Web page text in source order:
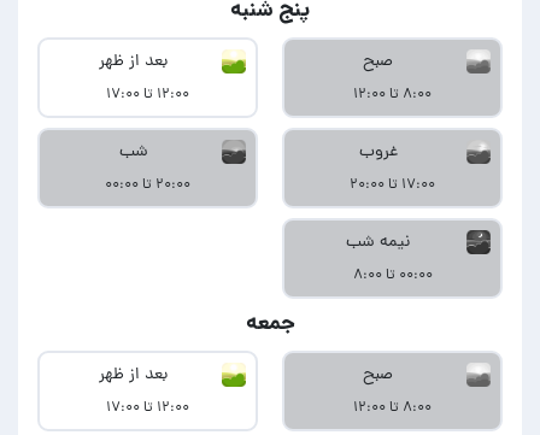
پنج شنبه
صبح
۸:۰۰ تا ۱۲:۰۰
بعد از ظهر
۱۲:۰۰ تا ۱۷:۰۰
غروب
۱۷:۰۰ تا ۲۰:۰۰
شب
۲۰:۰۰ تا ۰۰:۰۰
نیمه شب
۰۰:۰۰ تا ۸:۰۰
جمعه
صبح
۸:۰۰ تا ۱۲:۰۰
بعد از ظهر
۱۲:۰۰ تا ۱۷:۰۰